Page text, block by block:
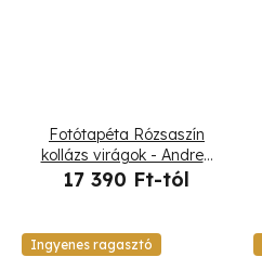
Fotótapéta Rózsaszín
kollázs virágok - Andrea
Haase
17 390 Ft-tól
Ingyenes ragasztó